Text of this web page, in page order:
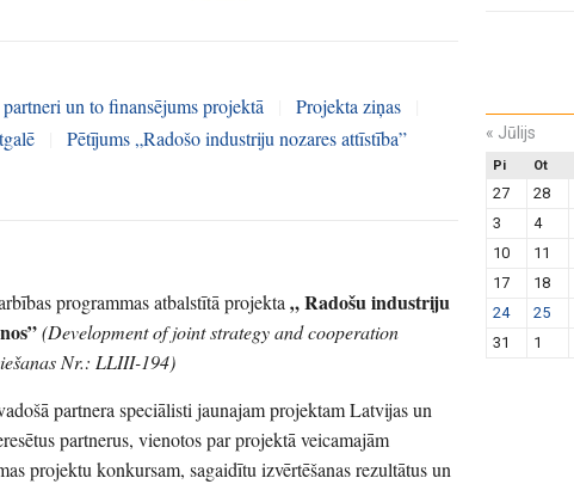
un to finansējums projektā Projekta ziņas
Pētījums „Radošo industriju nozares attīstība”
programmas atbalstītā projekta„ Radošu industriju
(Development of joint strategy and cooperation
Nr.: LLIII-194)
partnera speciālisti jaunajam projektam Latvijas un
partnerus, vienotos par projektā veicamajām
projektu konkursam, sagaidītu izvērtēšanas rezultātus un
« Jūlijs
Pi Ot
27 28
3
4
10
11
17
18
24
25
31
1